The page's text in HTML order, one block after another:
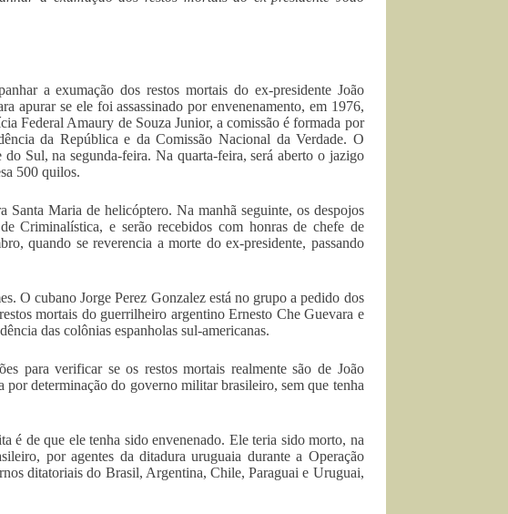
a exumação dos restos mortais do ex-presidente João
apurar se ele foi assassinado por envenenamento, em 1976,
Federal Amaury de Souza Junior, a comissão é formada por
da República e da Comissão Nacional da Verdade. O
Sul, na segunda-feira. Na quarta-feira, será aberto o jazigo
500 quilos.
Santa Maria de helicóptero. Na manhã seguinte, os despojos
Criminalística, e serão recebidos com honras de chefe de
quando se reverencia a morte do ex-presidente, passando
O cubano Jorge Perez Gonzalez está no grupo a pedido dos
mortais do guerrilheiro argentino Ernesto Che Guevara e
das colônias espanholas sul-americanas.
para verificar se os restos mortais realmente são de João
determinação do governo militar brasileiro, sem que tenha
é de que ele tenha sido envenenado. Ele teria sido morto, na
por agentes da ditadura uruguaia durante a Operação
ditatoriais do Brasil, Argentina, Chile, Paraguai e Uruguai,